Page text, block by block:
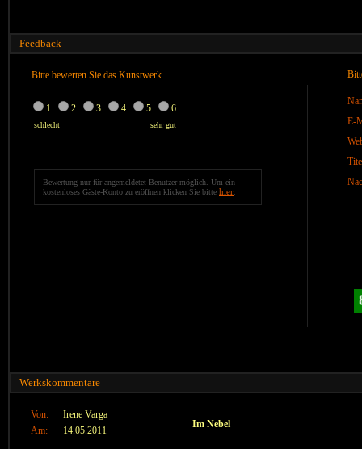
Feedback
Bitte bewerten Sie das Kunstwerk
1 2 3 4 5 6
schlecht sehr gut
Bewertung nur für angemeldetet Benutzer möglich. Um ein
kostenloses Gäste-Konto zu eröffnen klicken Sie bitte hier
E-
Werkskommentare
Von:
Irene Varga
Am:
14.05.2011
Im Nebel